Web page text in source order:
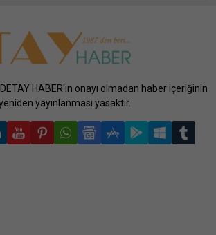
DETAY HABER'in onayı olmadan haber içeriğinin
yayınlanması yasaktır.